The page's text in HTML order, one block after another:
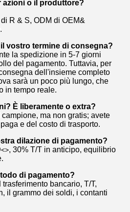
azioni o il produttore?
R & S, ODM di OEM&
vostro termine di consegna?
la spedizione in 5-7 giorni
del pagamento. Tuttavia, per
dell'insieme completo
sarà un poco più lungo, che
in tempo reale.
È liberamente o extra?
ma non gratis; avete
e del costo di trasporto.
dilazione di pagamento?
<>, 30% T/T in anticipo, equilibrio
di pagamento?
bancario, T/T,
il grammo dei soldi, i contanti